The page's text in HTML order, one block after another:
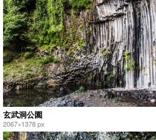
玄武洞公園
2067×1378 px